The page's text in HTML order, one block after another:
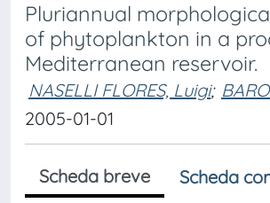
Pluriannual
of phytoplankton in a
Mediterranean reservoir.
NASELLI FLORES, Luigi;
2005-01-01
Scheda breve
Scheda